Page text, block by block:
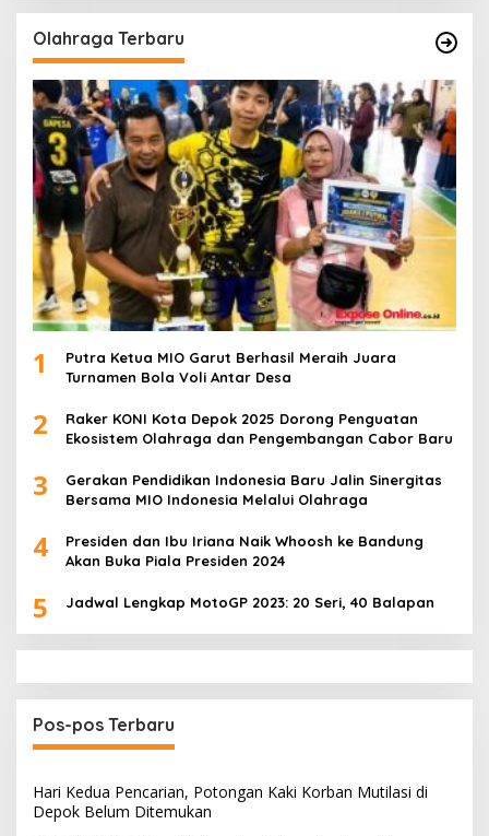
Olahraga Terbaru
1
Putra Ketua MIO Garut Berhasil Meraih Juara
Turnamen Bola Voli Antar Desa
2
Raker KONI Kota Depok 2025 Dorong Penguatan
Ekosistem Olahraga dan Pengembangan Cabor Baru
3
Gerakan Pendidikan Indonesia Baru Jalin Sinergitas
Bersama MIO Indonesia Melalui Olahraga
4
Presiden dan Ibu Iriana Naik Whoosh ke Bandung
Akan Buka Piala Presiden 2024
5 Jadwal Lengkap MotoGP 2023: 20 Seri, 40 Balapan
Pos-pos Terbaru
Hari Kedua Pencarian, Potongan Kaki Korban Mutilasi di
Depok Belum Ditemukan